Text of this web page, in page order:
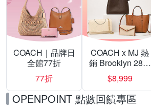
COACH｜品牌日
全館77折
77折
COACH x MJ 熱
銷 Brooklyn 28／
兩用／斜背包均
一價-多款可選
$8,999
OPENPOINT 點數回饋專區